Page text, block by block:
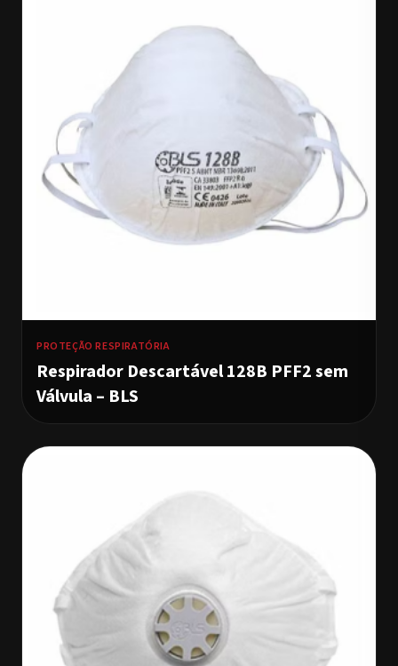
PROTEÇÃO RESPIRATÓRIA
Respirador Descartável 128B PFF2 sem
Válvula – BLS